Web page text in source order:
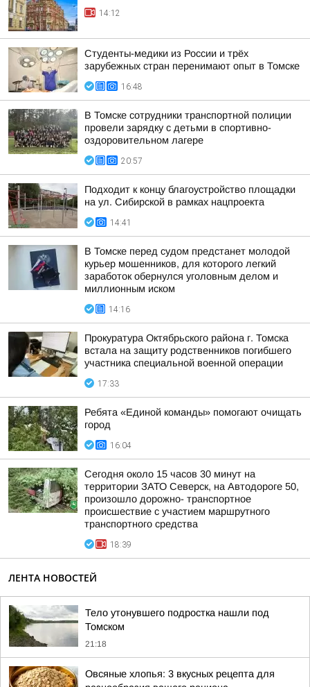
14:12
Студенты-медики из России и трёх
зарубежных стран перенимают опыт в Томске
16:48
В Томске сотрудники транспортной полиции
провели зарядку с детьми в спортивно-
оздоровительном лагере
20:57
Подходит к концу благоустройство площадки
на ул. Сибирской в рамках нацпроекта
14:41
В Томске перед судом предстанет молодой
курьер мошенников, для которого легкий
заработок обернулся уголовным делом и
миллионным иском
14:16
Прокуратура Октябрьского района г. Томска
встала на защиту родственников погибшего
участника специальной военной операции
17:33
Ребята «Единой команды» помогают очищать
город
16:04
Сегодня около 15 часов 30 минут на
территории ЗАТО Северск, на Автодороге 50,
произошло дорожно- транспортное
происшествие с участием маршрутного
транспортного средства
18:39
ЛЕНТА НОВОСТЕЙ
Тело утонувшего подростка нашли под
Томском
21:18
Овсяные хлопья: 3 вкусных рецепта для